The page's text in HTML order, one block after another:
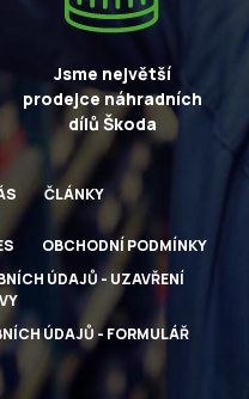
Jsme největší
prodejce náhradních
dílů Škoda
ČLÁNKY
OBCHODNÍ PODMÍNKY
ÚDAJŮ - UZAVŘENÍ
ÚDAJŮ - FORMULÁŘ